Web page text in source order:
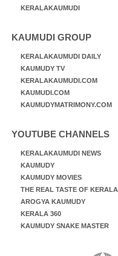
KERALAKAUMUDI
KAUMUDI GROUP
KERALAKAUMUDI DAILY
KAUMUDY TV
KERALAKAUMUDI.COM
KAUMUDI.COM
KAUMUDYMATRIMONY.COM
YOUTUBE CHANNELS
KERALAKAUMUDI NEWS
KAUMUDY
KAUMUDY MOVIES
THE REAL TASTE OF KERALA
AROGYA KAUMUDY
KERALA 360
KAUMUDY SNAKE MASTER